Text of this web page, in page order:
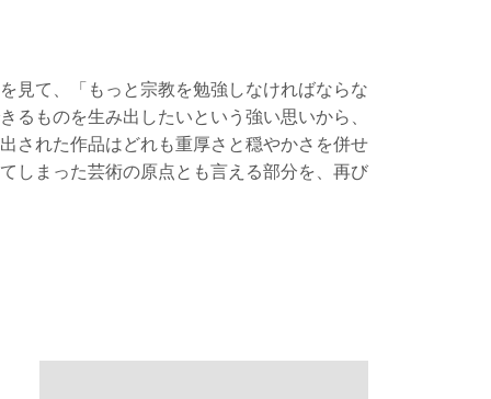
見て、「もっと宗教を勉強しなければならな
ものを生み出したいという強い思いから、
された作品はどれも重厚さと穏やかさを併せ
しまった芸術の原点とも言える部分を、再び